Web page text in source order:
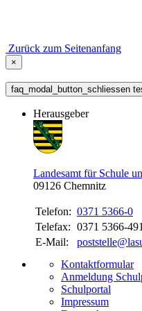
Zurück zum Seitenanfang
×
faq_modal_button_schliessen
Herausgeber
Landesamt für Schule
09126 Chemnitz
Telefon: 0371 5366-0
Telefax: 0371 5366-491
E-Mail:
Kontaktformular
Anmeldung
Schulportal
Impressum